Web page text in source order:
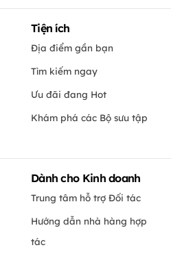
Tiện ích
Địa điểm gần bạn
Tìm kiếm ngay
Ưu đãi đang Hot
Khám phá các Bộ sưu tập
Dành cho Kinh doanh
Trung tâm hỗ trợ Đối tác
Hướng dẫn nhà hàng hợp
tác